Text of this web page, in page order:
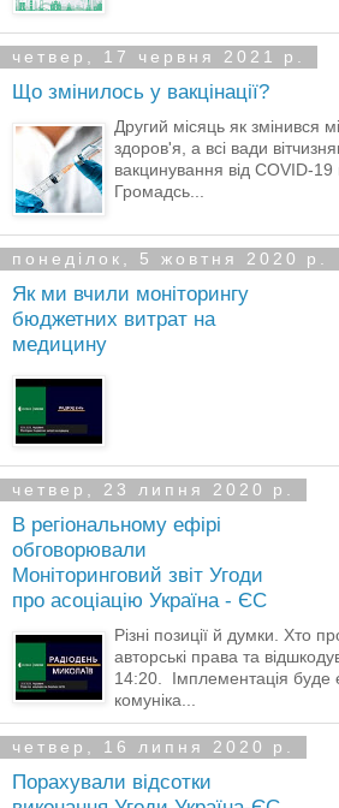
четвер, 17 червня 2021 р.
Що змінилось у вакцінації?
Другий місяць як змінився
здоров'я, а всі вади
вакцинування від COVID-
Громадсь...
понеділок, 5 жовтня 2020 р.
Як ми вчили моніторингу
бюджетних витрат на
медицину
четвер, 23 липня 2020 р.
В регіональному ефірі
обговорювали
Моніторинговий звіт Угоди
про асоціацію Україна - ЄС
Різні позиції й думки. Хто
авторські права та
14:20. Імплементація буде
комуніка...
четвер, 16 липня 2020 р.
Порахували відсотки